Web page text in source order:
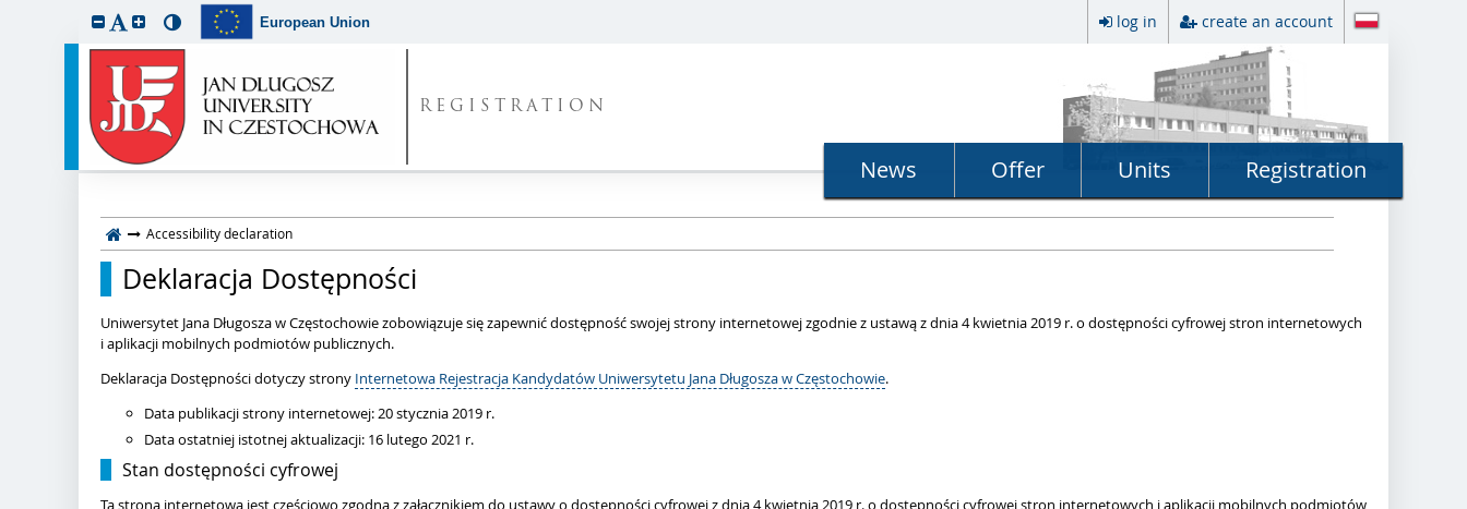
European Union log in create an account
REGISTRATION
News Offer Units Registration
Accessibility declaration
Deklaracja Dostępności
Uniwersytet Jana Długosza w Częstochowiezobowiązuje się zapewnić dostępność swojejstrony internetowejzgodnie z ustawą z dnia 4 kwietnia 2019 r. o dostępności cyfrowej stron internetowych
i aplikacji mobilnych podmiotów publicznych.
Deklaracja Dostępności dotyczy strony Internetowa Rejestracja Kandydatów Uniwersytetu Jana Długosza w Częstochowie.
Data publikacji strony internetowej:20 stycznia 2019 r.
Data ostatniej istotnej aktualizacji: 16 lutego 2021 r.
Stan dostępności cyfrowej
Ta strona internetowa jest częściowo zgodna z załącznikiem do ustawy o dostępności cyfrowej z dnia 4 kwietnia 2019 r. o dostępności cyfrowej stron internetowych i aplikacji mobilnych podmiotów